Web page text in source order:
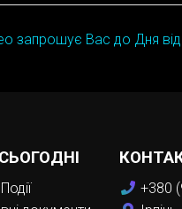
запрошує Вас до Дня
+380